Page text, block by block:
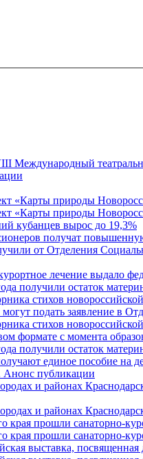
Международный
«Карты природы
«Карты природы
кубанцев вырос до 19,3%
получат
от Отделения
лечение выдало
получили остаток
стихов
могут подать заявление в
стихов
формате с момента
получили остаток
единое пособие на
Анонс публикации
и районах
и районах
края прошли санаторно-
края прошли санаторно-
выставка,